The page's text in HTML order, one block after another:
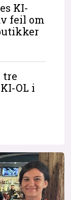
KI-
feil om
tre
OL i